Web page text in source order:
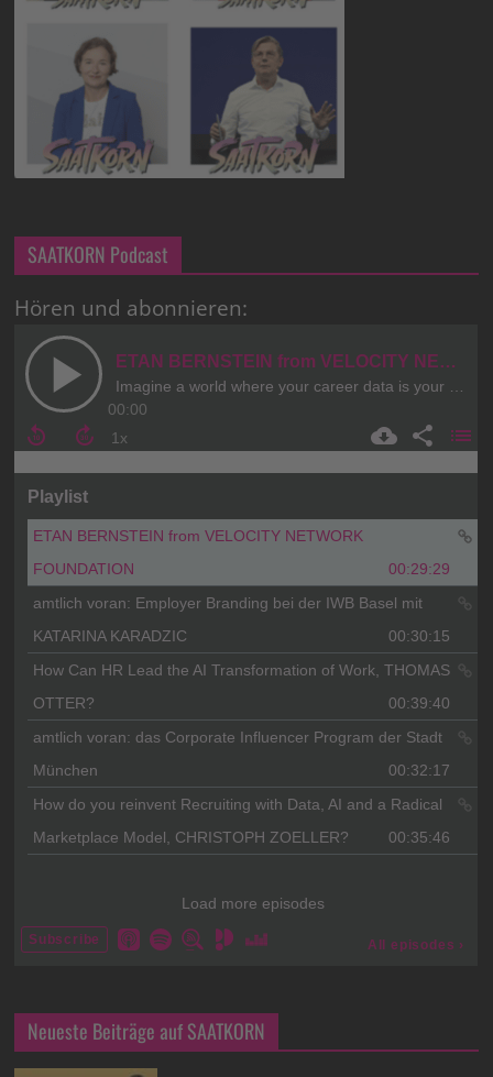
SAATKORN Podcast
Hören und abonnieren:
Neueste Beiträge auf SAATKORN